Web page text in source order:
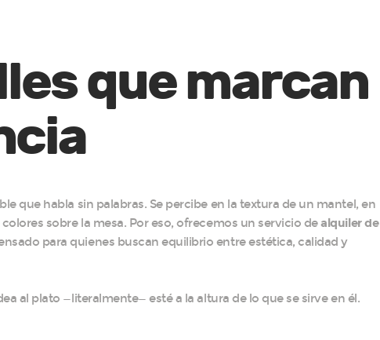
que marcan
que habla sin palabras. Se percibe en la textura de un mantel, en
sobre la mesa. Por eso, ofrecemos un servicio dealquiler de
para quienes buscan equilibrio entre estética, calidad y
al plato —literalmente— esté a la altura de lo que se sirve en él.